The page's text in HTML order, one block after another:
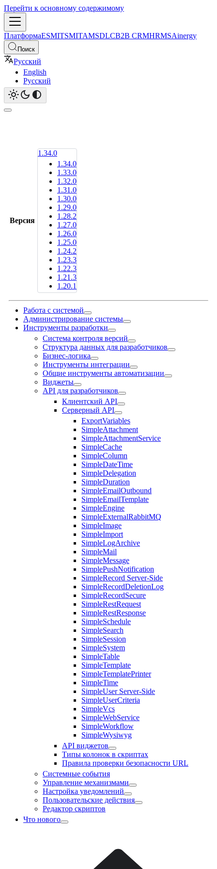
Перейти к основному содержимому
ПлатформаESMITSMITAMSDLCB2B CRMHRMSAinergy
Поиск
Русский
English
Русский
Версия
1.34.0
1.34.0
1.33.0
1.32.0
1.31.0
1.30.0
1.29.0
1.28.2
1.27.0
1.26.0
1.25.0
1.24.2
1.23.3
1.22.3
1.21.3
1.20.1
Работа с системой
Администрирование системы
Инструменты разработки
Система контроля версий
Структура данных для разработчиков
Бизнес-логика
Инструменты интеграции
Общие инструменты автоматизации
Виджеты
API для разработчиков
Клиентский API
Серверный API
ExportVariables
SimpleAttachment
SimpleAttachmentService
SimpleCache
SimpleColumn
SimpleDateTime
SimpleDelegation
SimpleDuration
SimpleEmailOutbound
SimpleEmailTemplate
SimpleEngine
SimpleExternalRabbitMQ
SimpleImage
SimpleImport
SimpleLogArchive
SimpleMail
SimpleMessage
SimplePushNotification
SimpleRecord Server-Side
SimpleRecordDeletionLog
SimpleRecordSecure
SimpleRestRequest
SimpleRestResponse
SimpleSchedule
SimpleSearch
SimpleSession
SimpleSystem
SimpleTable
SimpleTemplate
SimpleTemplatePrinter
SimpleTime
SimpleUser Server-Side
SimpleUserCriteria
SimpleVcs
SimpleWebService
SimpleWorkflow
SimpleWysiwyg
API виджетов
Типы колонок в скриптах
Правила проверки безопасности URL
Системные события
Управление механизмами
Настройка уведомлений
Пользовательские действия
Редактор скриптов
Что нового